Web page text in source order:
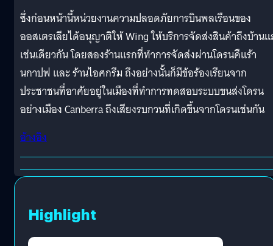
ซึ่งก่อนหน้านี้หน่วยงานความปลอดภัยการบินพลเรือนของ
ออสเตรเลียได้อนุญาติให้ Wing ให้บริการจัดส่งสินค้าถึงบ้าน
เช่นเดียวกัน โดยสองร้านแรกที่ทำการจัดส่งผ่านโดรนคืแร้า
นกาปฟ และ ร้านไอศกรีม ถึงอย่างนั้นก็มีข้อร้องเรียนจาก
ประชาชนที่อาศัยอยู่ในเมืองที่ทำการทดสอบระบบขนส่งโดรน
อย่างเมือง Canberra ถึงเสียงรบกวนที่เกิดขึ้นจากโดรนเช่นกัน
อ้างอิง
Highlight